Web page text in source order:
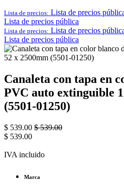
Lista de precios: Lista de precios
Lista de precios pública
Lista de precios: Lista de precios
Lista de precios pública
Canaleta con tapa en
PVC auto extinguible
(5501-01250)
$ 539.00 $539.00
$ 539.00
IVA incluido
Marca